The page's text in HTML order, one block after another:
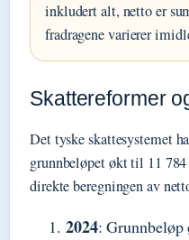
inkludert alt, netto er
fradragene varierer
Skattereformer
Det tyske skattesystemet
grunnbeløpet økt til 11
direkte beregningen av
2024: